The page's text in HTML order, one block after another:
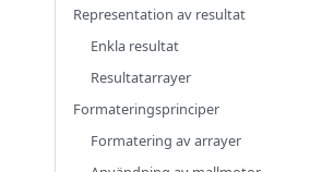
Representation av resultat
Enkla resultat
Resultatarrayer
Formateringsprinciper
Formatering av arrayer